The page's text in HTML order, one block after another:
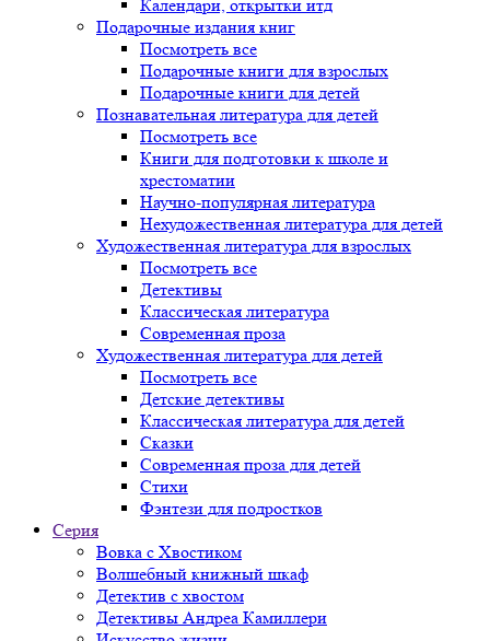
Календари, открытки итд
Подарочные издания книг
Посмотреть все
Подарочные книги для взрослых
Подарочные книги для детей
Познавательная литература для детей
Посмотреть все
Книги для подготовки к школе и
хрестоматии
Научно-популярная литература
Нехудожественная литература для детей
Художественная литература для взрослых
Посмотреть все
Детективы
Классическая литература
Современная проза
Художественная литература для детей
Посмотреть все
Детские детективы
Классическая литература для детей
Сказки
Современная проза для детей
Стихи
Фэнтези для подростков
Серия
Вовка с Хвостиком
Волшебный книжный шкаф
Детектив с хвостом
Детективы Андреа Камиллери